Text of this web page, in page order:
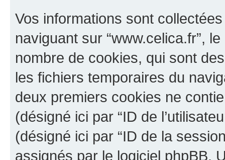
Vos informations sont
naviguant sur “www.celica.fr”,
nombre de cookies, qui sont
les fichiers temporaires du
deux premiers cookies ne
(désigné ici par “ID de
(désigné ici par “ID de la
assignés par le logiciel phpBB.